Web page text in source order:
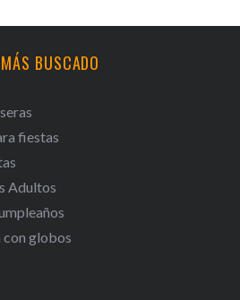
BUSCADO
fiestas
Adultos
con globos